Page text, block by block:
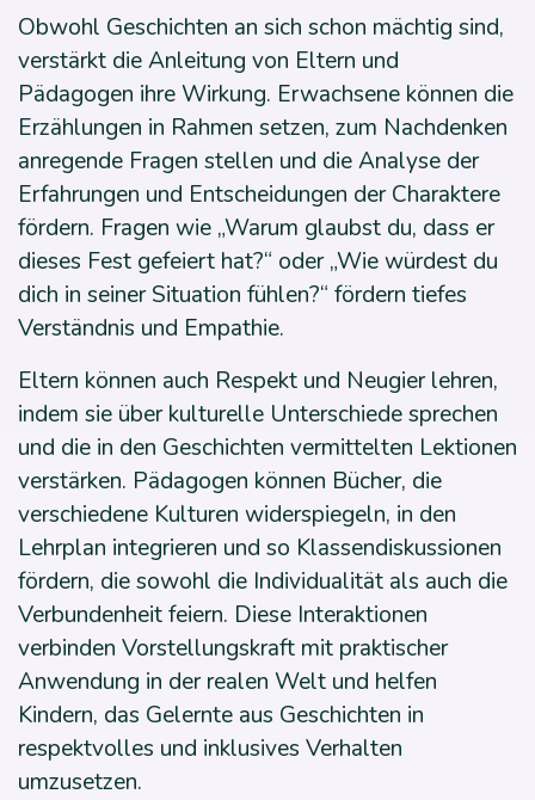
Obwohl Geschichten an sich schon mächtig sind,
verstärkt die Anleitung von Eltern und
Pädagogen ihre Wirkung. Erwachsene können die
Erzählungen in Rahmen setzen, zum Nachdenken
anregende Fragen stellen und die Analyse der
Erfahrungen und Entscheidungen der Charaktere
fördern. Fragen wie „Warum glaubst du, dass er
dieses Fest gefeiert hat?“ oder „Wie würdest du
dich in seiner Situation fühlen?“ fördern tiefes
Verständnis und Empathie.
Eltern können auch Respekt und Neugier lehren,
indem sie über kulturelle Unterschiede sprechen
und die in den Geschichten vermittelten Lektionen
verstärken. Pädagogen können Bücher, die
verschiedene Kulturen widerspiegeln, in den
Lehrplan integrieren und so Klassendiskussionen
fördern, die sowohl die Individualität als auch die
Verbundenheit feiern. Diese Interaktionen
verbinden Vorstellungskraft mit praktischer
Anwendung in der realen Welt und helfen
Kindern, das Gelernte aus Geschichten in
respektvolles und inklusives Verhalten
umzusetzen.